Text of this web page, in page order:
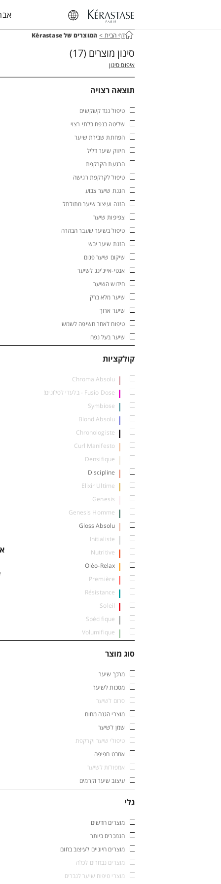
דף הבית > המוצרים של Kérastase
סינון מוצרים (17)
איפוס סינון
תוצאה רצויה
טיפול נגד קשקשים
שליטה בנפח בלתי רצוי
הפחתת שבירת שיער
חיזוק שיער דליל
הרגעת הקרקפת
טיפול לקרקפת רגישה
הגנת שיער צבוע
הזנה ועיצוב שיער מתולתל
צפיפות שיער
טיפול בשיער שעבר הבהרה
הזנת שיער יבש
שיקום שיער פגום
אנטי-אייג'ינג לשיער
חידוש השיער
שיער מלא ברק
שיער ארוך
טיפוח לאחר חשיפה לשמש
שיער בעל נפח
קולקציות
Chroma Absolu
Fusio Dose - בלעדי לסלונים!
Symbiose
Blond Absolu
Chronologiste
Curl Manifesto
Densifique
Discipline
Elixir Ultime
Genesis
Genesis Homme
Gloss Absolu
Initialiste
Nutritive
Oléo-Relax
Première
Résistance
Soleil
Spécifique
Volumifique
סוג מוצר
מרכך שיער
מסכות לשיער
סרום לשיער
מוצרי הגנה מחום
שמן לשיער
טיפולי שיער וקרקפת
אמבט חפיפה
אמפולות לשיער
עיצוב שיער וקרמים
גלי
מוצרים חדשים
הנמכרים ביותר
מוצרים חיוניים לעיצוב בחום
מוצרים נבחרים לכלה
מוצרי טיפוח שיער לגברים